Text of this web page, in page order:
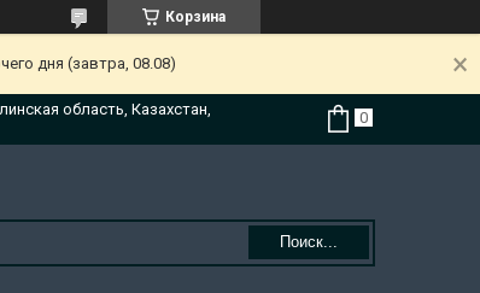
Корзина
дня (завтра, 08.08)
область, Казахстан,
Поиск...